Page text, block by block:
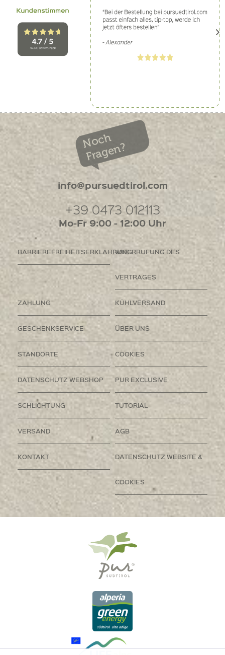
Noch
Fragen?
info@pursuedtirol.com
+39 0473 012113
Mo-Fr 9:00 - 12:00 Uhr
BARRIEREFREIHEITSERKLÄHRUNGWIDERRUFUNG DES
VERTRAGES
ZAHLUNG KÜHLVERSAND
GESCHENKSERVICE ÜBER UNS
STANDORTE COOKIES
DATENSCHUTZ WEBSHOP PUR EXCLUSIVE
SCHLICHTUNG TUTORIAL
VERSAND AGB
KONTAKT DATENSCHUTZ WEBSITE &
COOKIES